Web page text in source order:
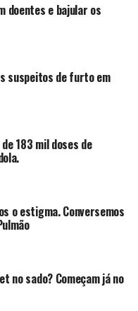
doentes e bajular os
suspeitos de furto em
183 mil doses de
o estigma. Conversemos
no sado? Começam já no